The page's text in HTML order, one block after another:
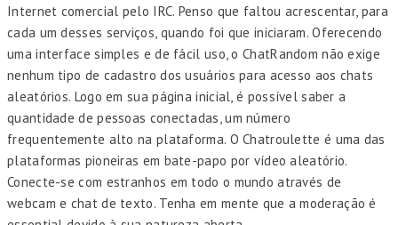
Internet comercial pelo IRC. Penso que faltou acrescentar, para
cada um desses serviços, quando foi que iniciaram. Oferecendo
uma interface simples e de fácil uso, o ChatRandom não exige
nenhum tipo de cadastro dos usuários para acesso aos chats
aleatórios. Logo em sua página inicial, é possível saber a
quantidade de pessoas conectadas, um número
frequentemente alto na plataforma. O Chatroulette é uma das
plataformas pioneiras em bate-papo por vídeo aleatório.
Conecte-se com estranhos em todo o mundo através de
webcam e chat de texto. Tenha em mente que a moderação é